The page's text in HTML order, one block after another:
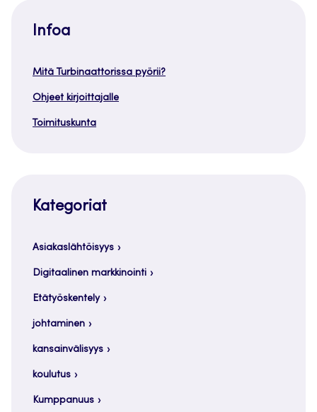
Infoa
Mitä Turbinaattorissa pyörii?
Ohjeet kirjoittajalle
Toimituskunta
Kategoriat
Asiakaslähtöisyys
Digitaalinen markkinointi
Etätyöskentely
johtaminen
kansainvälisyys
koulutus
Kumppanuus